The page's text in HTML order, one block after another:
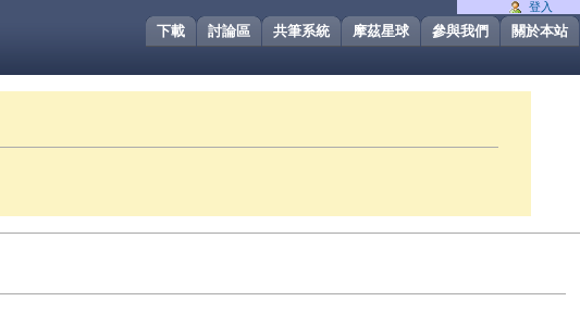
關於本站
參與我們
摩茲星球
共筆系統
討論區
下載
登入